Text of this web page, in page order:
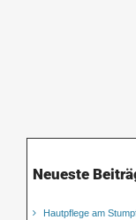
Neueste
Hautpflege am